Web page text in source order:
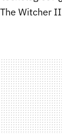
Witcher